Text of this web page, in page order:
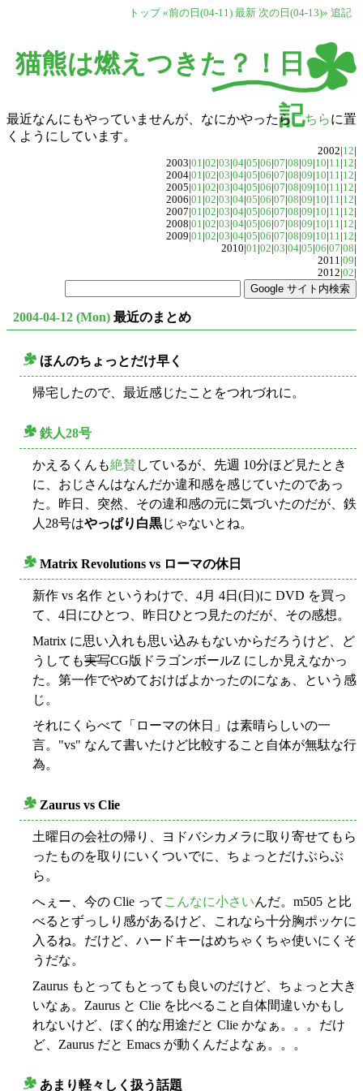
トップ «前の日(04-11) 最新 次の日(04-13)» 追記
猫熊は燃えつきた？！日
記
最近なんにもやっていませんが、なにかやったら こちらに置
くようにしています。
2002|12|
2003|01|02|03|04|05|06|07|08|09|10|11|12|
2004|01|02|03|04|05|06|07|08|09|10|11|12|
2005|01|02|03|04|05|06|07|08|09|10|11|12|
2006|01|02|03|04|05|06|07|08|09|10|11|12|
2007|01|02|03|04|05|06|07|08|09|10|11|12|
2008|01|02|03|04|05|06|07|08|09|10|11|12|
2009|01|02|03|04|05|06|07|08|09|10|11|12|
2010|01|02|03|04|05|06|07|08|
2011|09|
2012|02|
2004-04-12 (Mon) 最近のまとめ
ほんのちょっとだけ早く
帰宅したので、最近感じたことをつれづれに。
鉄人28号
かえるくんも絶賛 しているが、先週 10分ほど見たとき
に、おじさんはなんだか違和感を感じていたのであっ
た。昨日、突然、その違和感の元に気づいたのだが、鉄
人28号はやっぱり白黒じゃないとね。
Matrix Revolutions vs ローマの休日
新作 vs 名作 というわけで、4月 4日(日)に DVD を買っ
て、4日にひとつ、昨日ひとつ見たのだが、その感想。
Matrix に思い入れも思い込みもないからだろうけど、ど
うしても実写CG版ドラゴンボールZ にしか見えなかっ
た。第一作でやめておけばよかったのになぁ、という感
じ。
それにくらべて「ローマの休日」は素晴らしいの一
言。"vs" なんて書いたけど比較すること自体が無駄な行
為。
Zaurus vs Clie
土曜日の会社の帰り、ヨドバシカメラに取り寄せてもら
ったものを取りにいくついでに、ちょっとだけぶらぶ
ら。
へぇー、今の Clie って こんなに小さいんだ。m505 と比
べるとずっしり感があるけど、これなら十分胸ポッケに
入るね。だけど、ハードキーはめちゃくちゃ使いにくそ
うだな。
Zaurus もとってもとっても良いのだけど、ちょっと大き
いなぁ。Zaurus と Clie を比べること自体間違いかもし
れないけど、ぼく的な用途だと Clie かなぁ。。。だけ
ど、Zaurus だと Emacs が動くんだよなぁ。。。
あまり軽々しく扱う話題